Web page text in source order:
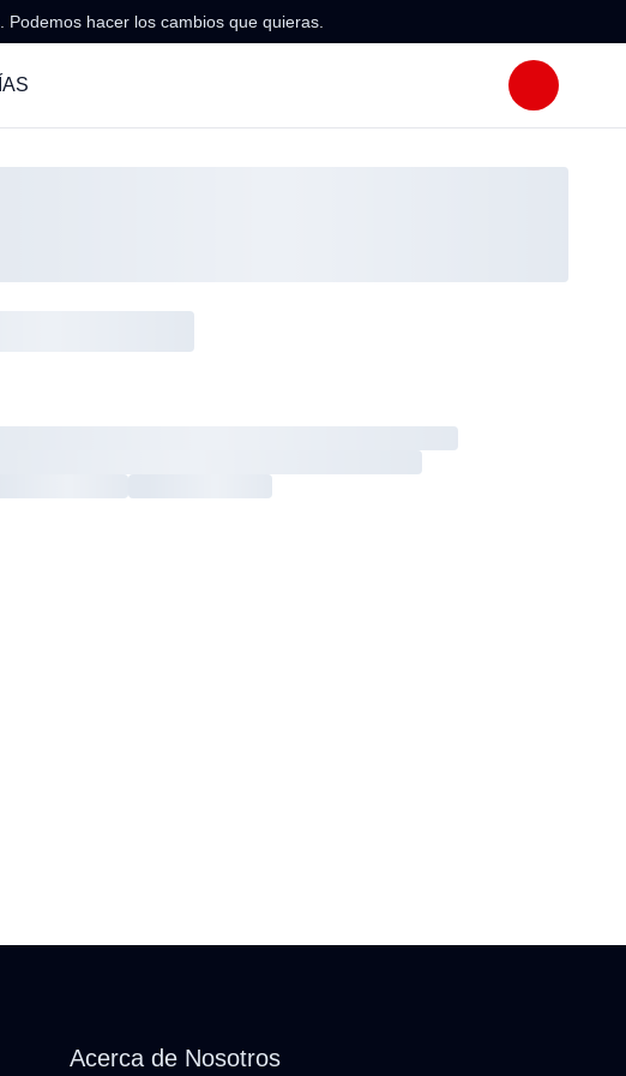
hacer los cambios que quieras.
Acerca de Nosotros